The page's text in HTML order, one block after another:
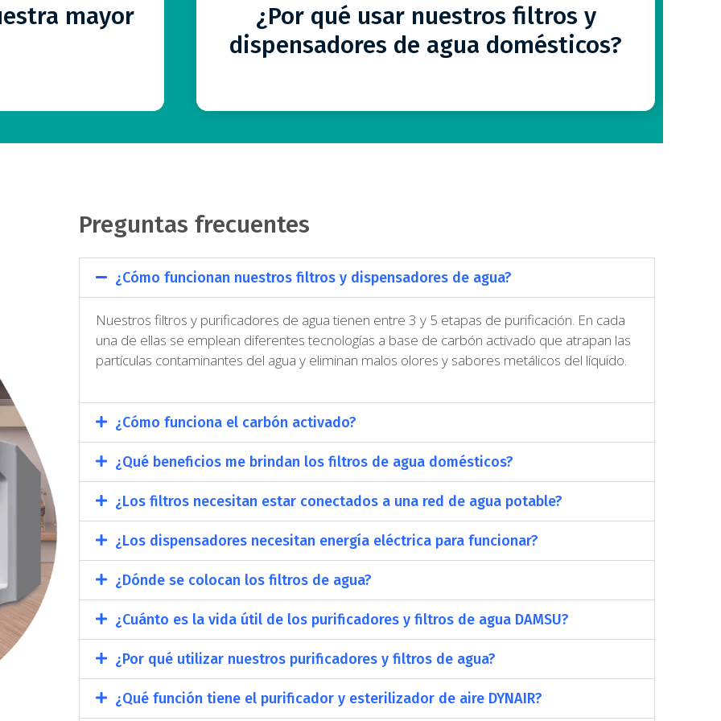
mayor
bienestar del ser
todos los órganos
Por eso, hemos
¿Por qué usar nuestros filtros y
dispensadores de agua domésticos?
sistema inmunológico. Brindan un efecto antioxidante, por lo que
previenen el envejecimiento prematuro de las células. Ayudan a
mantener la acidez gástrica.
Preguntas frecuentes
¿Cómo funcionan nuestros filtros y dispensadores de agua?
Nuestros filtros y purificadores de agua tienen entre 3 y 5 etapas de purificación. En cada
una de ellas se emplean diferentes tecnologías a base de carbón activado que atrapan las
partículas contaminantes del agua y eliminan malos olores y sabores metálicos del líquido.
¿Cómo funciona el carbón activado?
¿Qué beneficios me brindan los filtros de agua domésticos?
¿Los filtros necesitan estar conectados a una red de agua potable?
¿Los dispensadores necesitan energía eléctrica para funcionar?
¿Dónde se colocan los filtros de agua?
¿Cuánto es la vida útil de los purificadores y filtros de agua DAMSU?
¿Por qué utilizar nuestros purificadores y filtros de agua?
¿Qué función tiene el purificador y esterilizador de aire DYNAIR?